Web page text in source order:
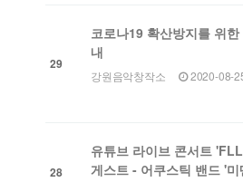
29
코로나19 확산방지를 위
내
강원음악창작소 2020-
28
유튜브 라이브 콘서트
게스트 - 어쿠스틱 밴드 '